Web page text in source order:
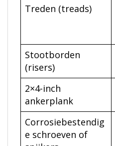
Treden (treads)
Stootborden
(risers)
2×4-inch
ankerplank
Corrosiebestendig
e schroeven of